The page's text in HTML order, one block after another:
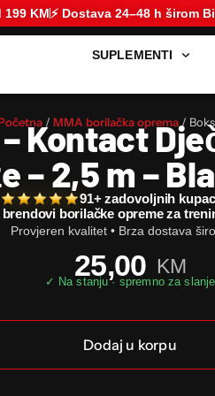
KM⚡ Dostava 24–48 h širom
SUPLEMENTI
/ MMA borilačka oprema /
Kontact
– 2,5 m –
91+ zadovoljnih
brendovi borilačke opreme za
Provjeren kvalitet • Brza dostava
25,00 KM
Dodaj u korpu